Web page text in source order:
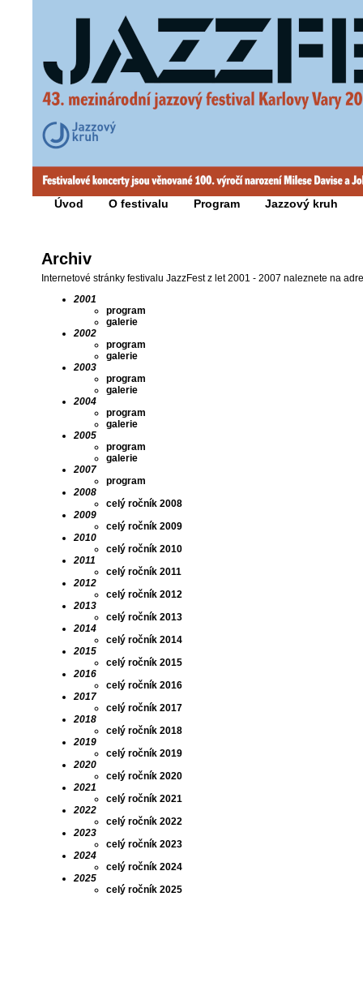
Úvod O festivalu Program Jazzový kruh
Archiv
Internetové stránky festivalu JazzFest z let 2001 - 2007 naleznete na
2001
program
galerie
2002
program
galerie
2003
program
galerie
2004
program
galerie
2005
program
galerie
2007
program
2008
celý ročník 2008
2009
celý ročník 2009
2010
celý ročník 2010
2011
celý ročník 2011
2012
celý ročník 2012
2013
celý ročník 2013
2014
celý ročník 2014
2015
celý ročník 2015
2016
celý ročník 2016
2017
celý ročník 2017
2018
celý ročník 2018
2019
celý ročník 2019
2020
celý ročník 2020
2021
celý ročník 2021
2022
celý ročník 2022
2023
celý ročník 2023
2024
celý ročník 2024
2025
celý ročník 2025